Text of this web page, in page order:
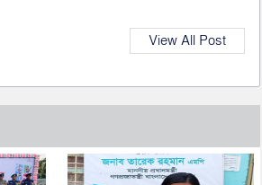
View All Post